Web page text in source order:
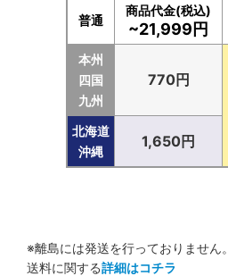
普通
商品代金(税込)
~21,999円
本州
四国
九州
770円
北海道
沖縄
1,650円
※離島には発送を行っておりません。
送料に関する詳細はコチラ